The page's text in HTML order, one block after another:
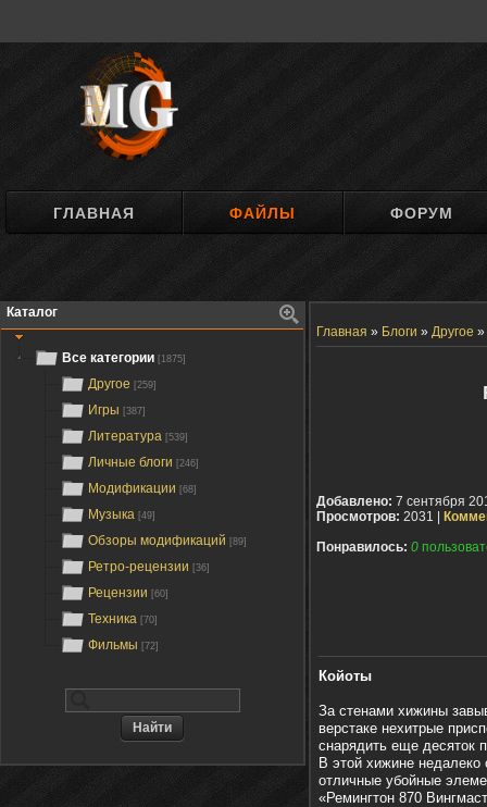
ГЛАВНАЯ ФАЙЛЫ ФОРУМ
Каталог
Все категории [1875]
Другое [259]
Игры [387]
Литература [539]
Личные блоги [246]
Модификации [68]
Музыка [49]
Обзоры модификаций [89]
Ретро-рецензии [36]
Рецензии [60]
Техника [70]
Фильмы [72]
Главная » Блоги » Другое »
Добавлено: 7 сентября
Просмотров: 2031 |
Понравилось: 0
Койоты
За стенами хижины
верстаке нехитрые
снарядить еще десяток
В этой хижине
отличные убойные
«Ремингтон 870